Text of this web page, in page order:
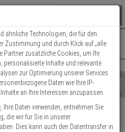
schließen
IM WARENKORB
Ihr Warenkorb ist momentan leer.
()
Fertig
8:00 - 16:30 | Fr.: 8:00 - 14:00 Uhr
nutzen
ähnliche Technologien, die für den
Zustimmung und durch Klick auf „alle
Partner zusätzliche Cookies, um Ihr
personalisierte Inhalte und relevante
zur Optimierung unserer Services
Daten wie Ihre IP-
an Ihre Interessen anzupassen.
, Ihre Daten verwenden, entnehmen Sie
die wir für Sie in unserer
Dies kann auch den Datentransfer in